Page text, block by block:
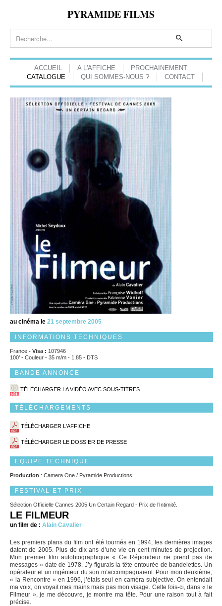
PYRAMIDE FILMS
ACCUEIL A L'AFFICHE
PROCHAINEMENT
CATALOGUE
QUI SOMMES-NOUS ? CONTACT
au cinéma le 21 septembre 2005
INFORMATIONS TECHNIQUES
France - Visa : 107946
100’ - Couleur - 35 m/m - 1,85 - DTS
BANDE ANNONCE
TÉLÉCHARGER LA VIDÉO AVEC SOUS-TITRES
TÉLÉCHARGEMENTS
TÉLÉCHARGER L'AFFICHE
TÉLÉCHARGER LE DOSSIER DE PRESSE
EQUIPE TECHNIQUE
Production : Camera One / Pyramide Productions
FESTIVAL ET PRIX
Sélection Officielle Cannes 2005 Un Certain Regard - Prix de l’Intimité.
LE FILMEUR
un film de : Alain Cavalier
Les premiers plans du film ont été tournés en 1994, les dernières images
datent de 2005. Plus de dix ans d’une vie en cent minutes de projection.
Mon premier film autobiographique « Ce Répondeur ne prend pas de
messages » date de 1978. J’y figurais la tête entourée de bandelettes. Un
opérateur et un ingénieur du son m’accompagnaient. Pour mon deuxième,
« la Rencontre » en 1996, j’étais seul en caméra subjective. On entendait
ma voix, on voyait mes mains mais pas mon visage. Cette fois-ci, dans « le
Filmeur », je me découvre, je montre ma tête. Pour une raison tout à fait
précise.